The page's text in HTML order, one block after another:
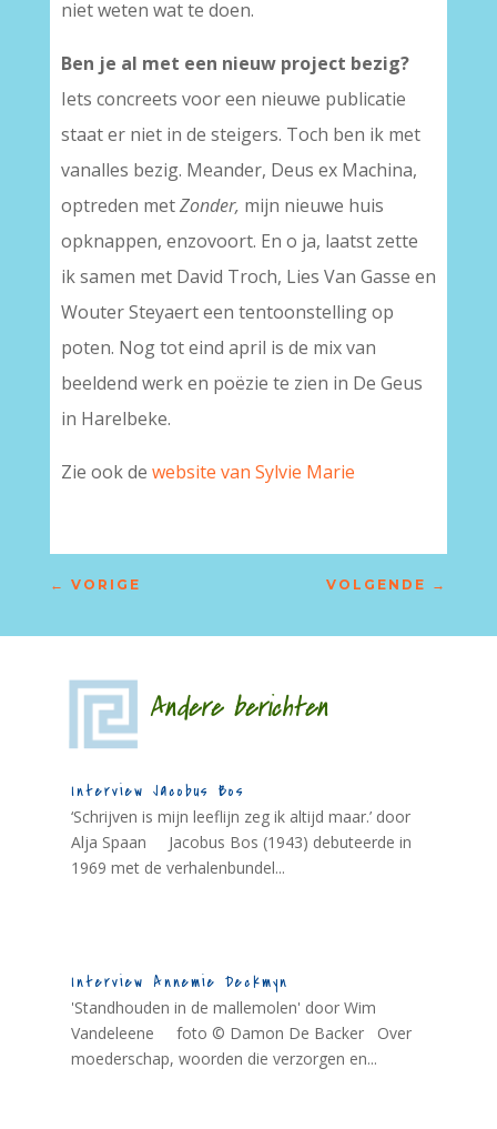
niet weten wat te doen.
Ben je al met een nieuw project bezig?
Iets concreets voor een nieuwe publicatie
staat er niet in de steigers. Toch ben ik met
vanalles bezig. Meander, Deus ex Machina,
optreden metZonder, mijn nieuwe huis
opknappen, enzovoort. En o ja, laatst zette
ik samen met David Troch, Lies Van Gasse en
Wouter Steyaert een tentoonstelling op
poten. Nog tot eind april is de mix van
beeldend werk en poëzie te zien in De Geus
in Harelbeke.
Zie ook de website van Sylvie Marie
← VORIGE VOLGENDE →
Andere berichten
Interview Jacobus Bos
‘Schrijven is mijn leeflijn zeg ik altijd maar.’ door
Alja Spaan Jacobus Bos (1943) debuteerde in
1969 met de verhalenbundel...
Interview Annemie Deckmyn
'Standhouden in de mallemolen' door Wim
Vandeleene foto © Damon De Backer Over
moederschap, woorden die verzorgen en...